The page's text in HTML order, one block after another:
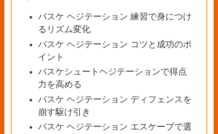
バスケ ヘジテーション 練習で身につけ
るリズム変化
バスケ ヘジテーション コツと成功のポ
イント
バスケシュートヘジテーションで得点
力を高める
バスケ ヘジテーション ディフェンスを
崩す駆け引き
バスケ ヘジテーション エスケープで選